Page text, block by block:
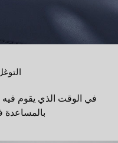
بالمساعدة